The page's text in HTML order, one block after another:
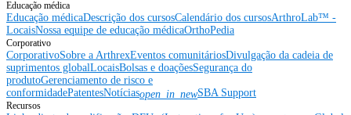
Educação médica
Educação médicaDescrição dos cursosCalendário dos cursosArthroLab™ -
LocaisNossa equipe de educação médicaOrthoPedia
Corporativo
CorporativoSobre a ArthrexEventos comunitáriosDivulgação da cadeia de
suprimentos globalLocaisBolsas e doaçõesSegurança do
produtoGerenciamento de risco e
conformidadePatentesNotíciasopen_in_newSBA Support
Recursos